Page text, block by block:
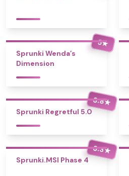
5★
Sprunki Wenda’s
Dimension
3.8★
Sprunki Regretful 5.0
3.3★
Sprunki.MSI Phase 4